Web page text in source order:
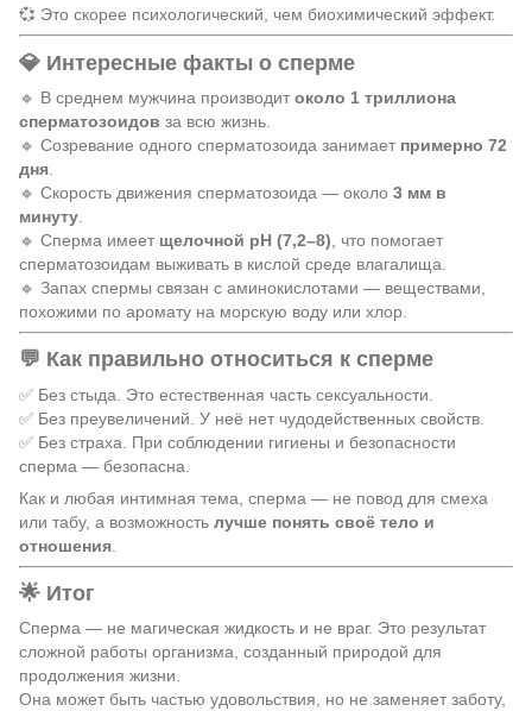
💞 Это скорее психологический, чем биохимический эффект.
💎 Интересные факты о сперме
🔹 В среднем мужчина производит около 1 триллиона
сперматозоидов за всю жизнь.
🔹 Созревание одного сперматозоида занимает примерно 72
дня
🔹 Скорость движения сперматозоида — около 3 мм в
минуту
🔹 Сперма имеет щелочной pH (7,2–8) , что помогает
сперматозоидам выживать в кислой среде влагалища.
🔹 Запах спермы связан с аминокислотами — веществами,
похожими по аромату на морскую воду или хлор.
💬 Как правильно относиться к сперме
✅ Без стыда. Это естественная часть сексуальности.
✅ Без преувеличений. У неё нет чудодейственных свойств.
✅ Без страха. При соблюдении гигиены и безопасности
сперма — безопасна.
Как и любая интимная тема, сперма — не повод для смеха
или табу, а возможность лучше понять своё тело и
отношения
🌟 Итог
Сперма — не магическая жидкость и не враг. Это результат
сложной работы организма, созданный природой для
продолжения жизни.
Она может быть частью удовольствия, но не заменяет заботу,